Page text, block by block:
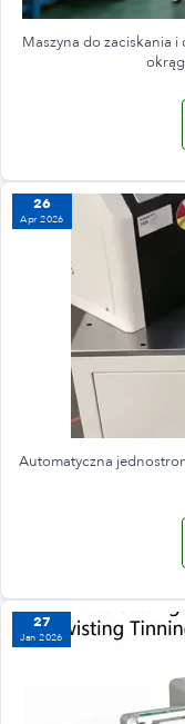
Maszyna do zaciskania
26
Apr 2026
Automatyczna
27
Jan 2026